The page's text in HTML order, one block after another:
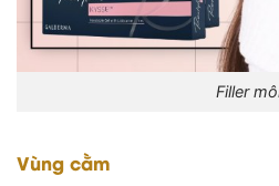
Filler
Vùng cằm